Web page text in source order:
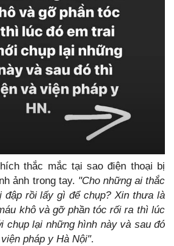
thắc mắc tại sao điện thoại bị
ảnh trong tay. "Cho những ai thắc
đập rồi lấy gì để chụp? Xin thưa là
khô và gỡ phần tóc rối ra thì lúc
chụp lại những hình này và sau đó
pháp y Hà Nội".